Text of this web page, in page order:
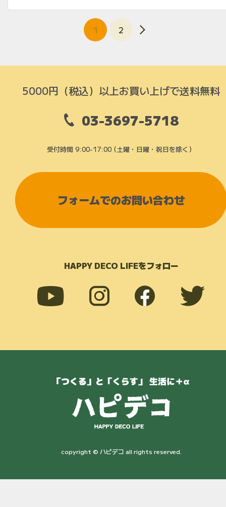
1 2
5000円（税込）以上お買い上げで送料無料
03-3697-5718
受付時間 9:00-17:00 (土曜・日曜・祝日を除く）
フォームでのお問い合わせ
HAPPY DECO LIFEをフォロー
copyright © ハピデコ all rights reserved.